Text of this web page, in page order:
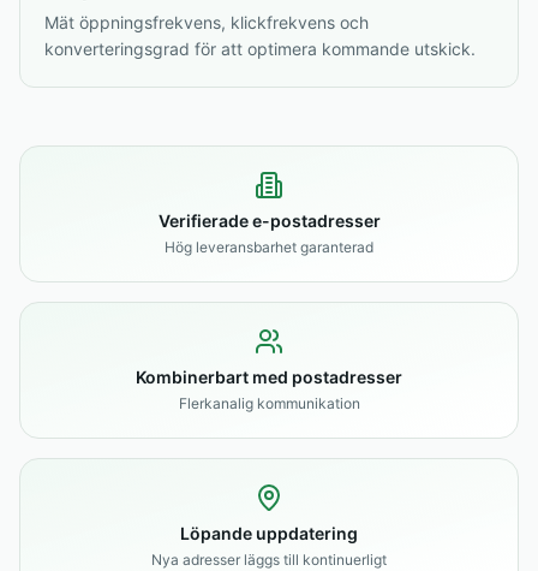
Mät öppningsfrekvens, klickfrekvens och
konverteringsgrad för att optimera kommande utskick.
Verifierade e-postadresser
Hög leveransbarhet garanterad
Kombinerbart med postadresser
Flerkanalig kommunikation
Löpande uppdatering
Nya adresser läggs till kontinuerligt